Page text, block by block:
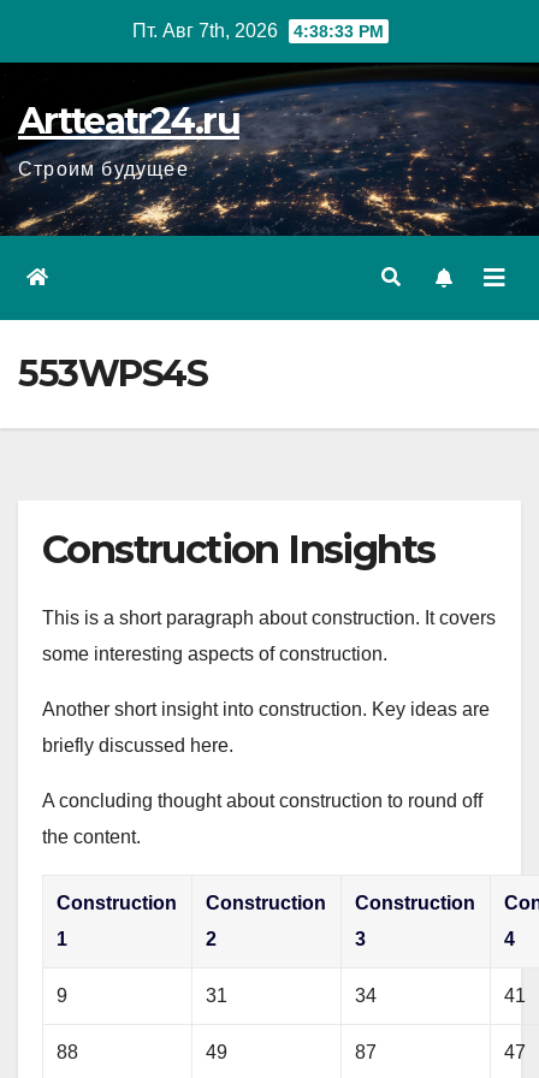
Пт. Авг 7th, 2026 4:38:34 PM
Artteatr24.ru
Строим будущее
553WPS4S
Construction Insights
This is a short paragraph about construction. It covers
some interesting aspects of construction.
Another short insight into construction. Key ideas are
briefly discussed here.
A concluding thought about construction to round off
the content.
Construction
1
Construction
2
Construction
3
4
9 31 34 41
88 49 87 47